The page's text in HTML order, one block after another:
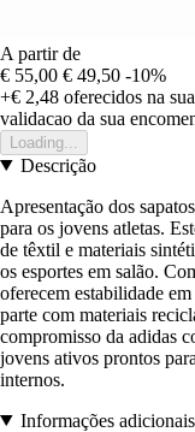
A partir de
€ 55,00 € 49,50 -10%
+€ 2,48 oferecidos na
validacao da sua
Loading...
Descrição
Apresentação dos
para os jovens atletas.
de têxtil e materiais
os esportes em salão.
oferecem estabilidade
parte com materiais
compromisso da adidas
jovens ativos prontos
internos.
Informações adicionais